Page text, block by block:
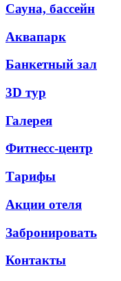
Сауна, бассейн
Аквапарк
Банкетный зал
3D тур
Галерея
Фитнесс-центр
Тарифы
Акции отеля
Забронировать
Контакты